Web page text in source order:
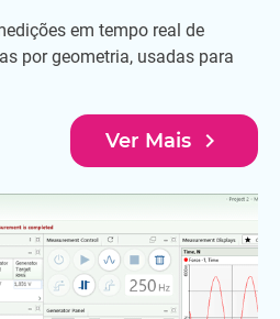
em tempo real de
por geometria, usadas para
Ver Mais navigate_next